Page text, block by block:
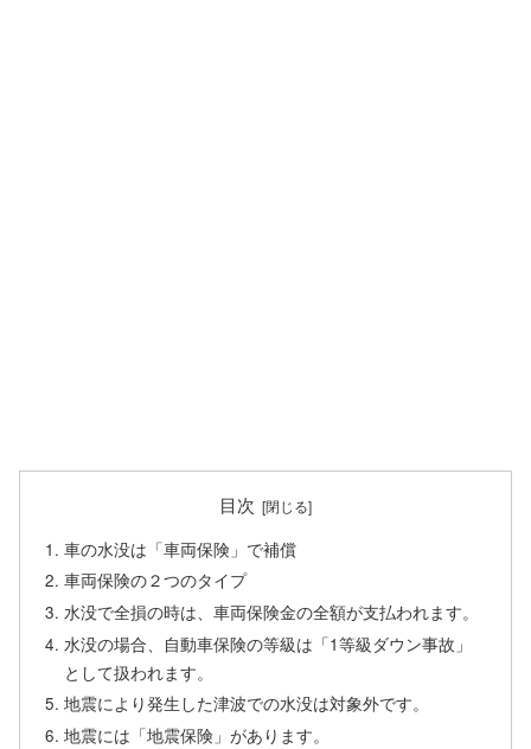
目次
車の水没は「車両保険」で補償
車両保険の２つのタイプ
水没で全損の時は、車両保険金の全額が支払われます。
水没の場合、自動車保険の等級は「1等級ダウン事故」
として扱われます。
地震により発生した津波での水没は対象外です。
地震には「地震保険」があります。